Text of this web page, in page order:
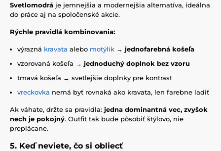
Svetlomodrá je jemnejšia a modernejšia alternatíva, ideálna
do práce aj na spoločenské akcie.
Rýchle pravidlá kombinovania:
výrazná kravata alebo motýlik → jednofarebná košeľa
vzorovaná košeľa → jednoduchý doplnok bez vzoru
tmavá košeľa → svetlejšie doplnky pre kontrast
vreckovka nemá byť rovnaká ako kravata, len farebne ladiť
Ak váhate, držte sa pravidla: jedna dominantná vec, zvyšok
nech je pokojný. Outfit tak bude pôsobiť štýlovo, nie
preplácane.
5. Keď neviete, čo si obliecť